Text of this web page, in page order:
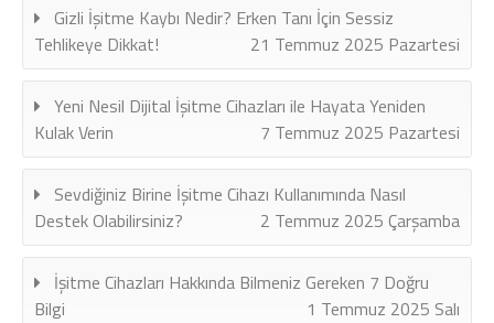
Gizli İşitme Kaybı Nedir? Erken Tanı İçin Sessiz
Tehlikeye Dikkat!
21 Temmuz 2025 Pazartesi
Yeni Nesil Dijital İşitme Cihazları ile Hayata Yeniden
Kulak Verin
7 Temmuz 2025 Pazartesi
Sevdiğiniz Birine İşitme Cihazı Kullanımında Nasıl
Destek Olabilirsiniz?
2 Temmuz 2025 Çarşamba
İşitme Cihazları Hakkında Bilmeniz Gereken 7 Doğru
Bilgi
1 Temmuz 2025 Salı